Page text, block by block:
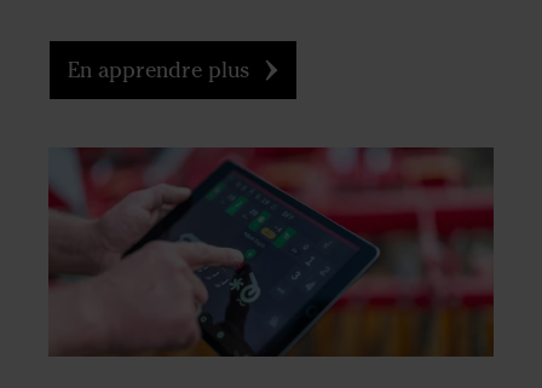
En apprendre plus